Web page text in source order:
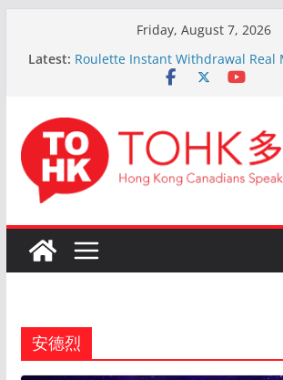
Friday, August 7, 2026
Latest:
The Ultimate Guide to Online
Roulette Instant Withdrawal Real
Comprehensive Guide
Taktiikat Voittamiseen
En ligne Roulette astuces: Conseils
après 15 ans d’expérience
Live Roulette avec Crypto: Le
les Joueurs Expérimentés
安德烈